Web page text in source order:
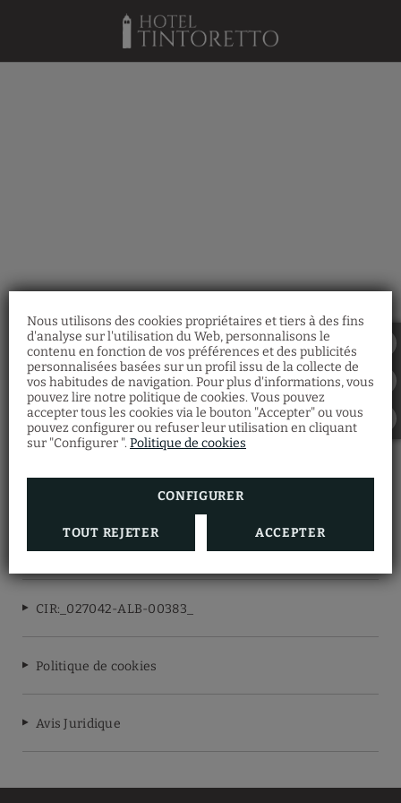
Nous utilisons des cookies propriétaires et tiers à des fins
d'analyse sur l'utilisation du Web, personnalisons le
contenu en fonction de vos préférences et des publicités
personnalisées basées sur un profil issu de la collecte de
vos habitudes de navigation. Pour plus d'informations, vous
pouvez lire notre politique de cookies. Vous pouvez
accepter tous les cookies via le bouton "Accepter" ou vous
pouvez configurer ou refuser leur utilisation en cliquant
sur "Configurer ". Politique de cookies
CONFIGURER
TOUT REJETER ACCEPTER
HOTEL TINTORETTO
Protection des données
CIN: IT027042A1P4YS6XIE
CIR:_027042-ALB-00383_
Politique de cookies
Avis Juridique